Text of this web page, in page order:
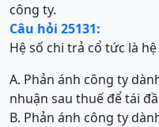
công ty.
Câu hỏi 25131:
Hệ số chi trả cổ tức là hệ
A. Phản ánh công ty
nhuận sau thuế để tái
B. Phản ánh công ty